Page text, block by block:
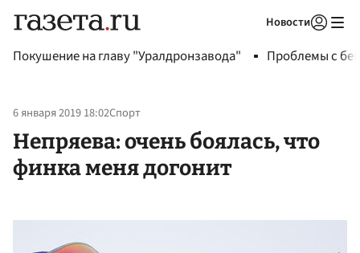
Новости
Покушение на главу "Уралдронзавода" Проблемы с
6 января 2019 18:02Спорт
Непряева: очень боялась, что
финка меня догонит